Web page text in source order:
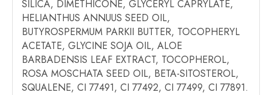
SILICA, DIMETHICONE, GLYCERYL CAPRYLATE,
HELIANTHUS ANNUUS SEED OIL,
BUTYROSPERMUM PARKII BUTTER, TOCOPHERYL
ACETATE, GLYCINE SOJA OIL, ALOE
BARBADENSIS LEAF EXTRACT, TOCOPHEROL,
ROSA MOSCHATA SEED OIL, BETA-SITOSTEROL,
SQUALENE, CI 77491, CI 77492, CI 77499, CI 77891.